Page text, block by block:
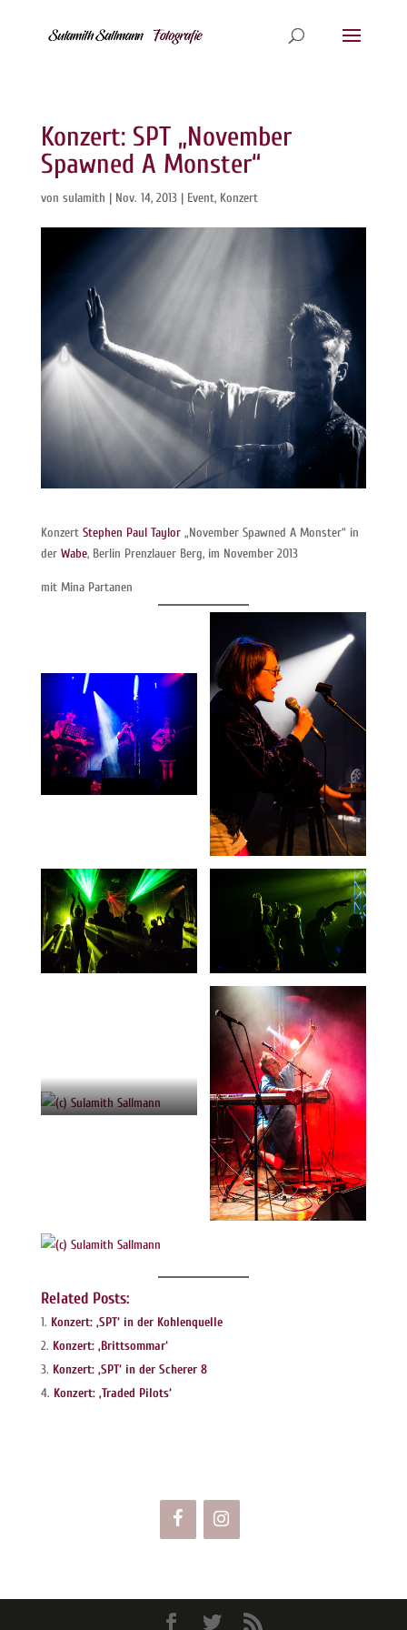
Konzert: SPT „November
Spawned A Monster“
von sulamith | Nov. 14, 2013| Event, Konzert
Konzert Stephen Paul Taylor„November Spawned A Monster“ in
der Wabe, Berlin Prenzlauer Berg, im November 2013
mit Mina Partanen
Stephen Paul Taylor
Related Posts:
Konzert: ‚SPT‘ in der Kohlenquelle
Konzert: ‚Brittsommar‘
Konzert: ‚SPT‘ in der Scherer 8
Konzert: ‚Traded Pilots‘